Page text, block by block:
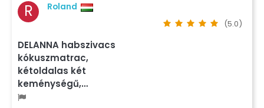
R Roland
(5.0)
DELANNA habszivacs
kókuszmatrac,
kétoldalas két
keménységű,…